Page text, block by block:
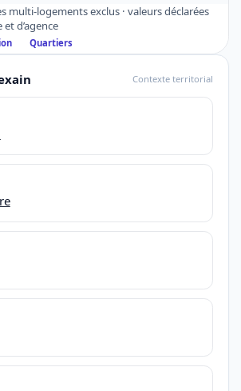
multi-logements exclus · valeurs déclarées
d’agence
Quartiers
Contexte territorial